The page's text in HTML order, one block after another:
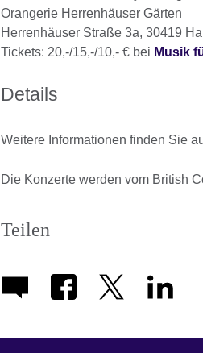
Orangerie Herrenhäuser Gärten
Herrenhäuser Straße 3a, 30419
Tickets: 20,-/15,-/10,- € bei Musik
Details
Weitere Informationen finden Sie
Die Konzerte werden vom British
Teilen